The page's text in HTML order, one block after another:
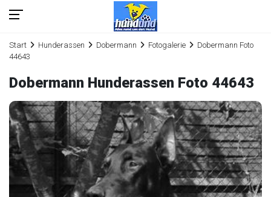
Start Hunderassen Dobermann Fotogalerie
Dobermann Foto
44643
Dobermann Hunderassen Foto 44643